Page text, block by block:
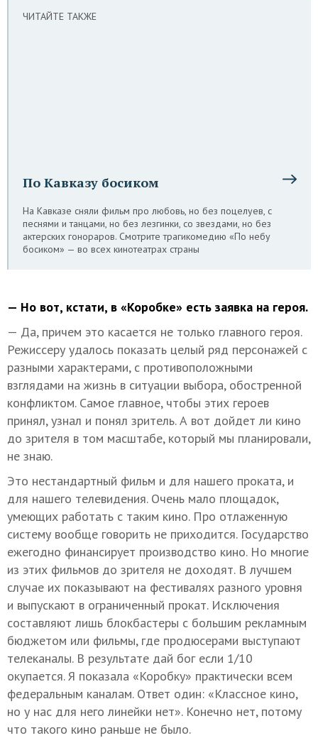
ЧИТАЙТЕ ТАКЖЕ
По Кавказу босиком
На Кавказе сняли фильм про любовь, но без поцелуев, с
песнями и танцами, но без лезгинки, со звездами, но без
актерских гонораров. Смотрите трагикомедию «По небу
босиком» — во всех кинотеатрах страны
— Но вот, кстати, в «Коробке» есть заявка на героя.
— Да, причем это касается не только главного героя.
Режиссеру удалось показать целый ряд персонажей с
разными характерами, с противоположными
взглядами на жизнь в ситуации выбора, обостренной
конфликтом. Самое главное, чтобы этих героев
принял, узнал и понял зритель. А вот дойдет ли кино
до зрителя в том масштабе, который мы планировали,
не знаю.
Это нестандартный фильм и для нашего проката, и
для нашего телевидения. Очень мало площадок,
умеющих работать с таким кино. Про отлаженную
систему вообще говорить не приходится. Государство
ежегодно финансирует производство кино. Но многие
из этих фильмов до зрителя не доходят. В лучшем
случае их показывают на фестивалях разного уровня
и выпускают в ограниченный прокат. Исключения
составляют лишь блокбастеры с большим рекламным
бюджетом или фильмы, где продюсерами выступают
телеканалы. В результате дай бог если 1/10
окупается. Я показала «Коробку» практически всем
федеральным каналам. Ответ один: «Классное кино,
но у нас для него линейки нет». Конечно нет, потому
что такого кино раньше не было.